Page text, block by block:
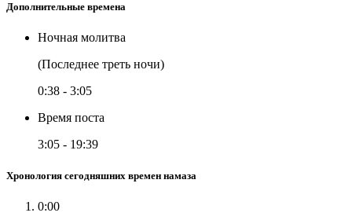
Дополнительные времена
Ночная молитва
(Последнее треть ночи)
0:38 - 3:05
Время поста
3:05 - 19:39
Хронология сегодняшних времен намаза
0:00